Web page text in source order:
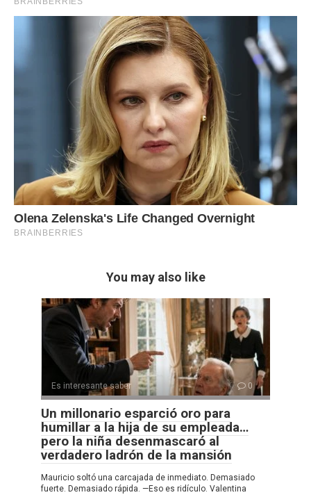
You may also like
Es interesante saber 0
Un millonario esparció oro para
humillar a la hija de su empleada…
pero la niña desenmascaró al
verdadero ladrón de la mansión
Mauricio soltó una carcajada de inmediato. Demasiado
fuerte. Demasiado rápida. —Eso es ridículo. Valentina